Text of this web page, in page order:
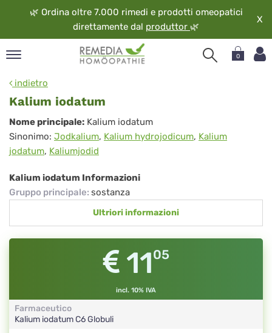
🌿 Ordina oltre 7.000 rimedi e prodotti omeopatici
direttamente dal produttor 🌿
X
0
indietro
Kalium iodatum
Kalium
iodatum
Nome principale: Kalium iodatum
Sinonimo: Jodkalium, Kalium hydrojodicum, Kalium
jodatum, Kaliumjodid
Kalium iodatum Informazioni
Gruppo principale: sostanza
Ultriori informazioni
1105
incl. 10% IVA
Farmaceutico
Kalium iodatumC6Globuli